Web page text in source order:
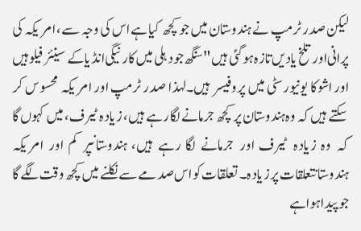
لیکن صدر ٹرمپ نے ہندوستان میں جو کچھ کیا ہے اس کی وجہ سے، امریکہ کی
پرانی اور تلخ یادیں تازہ ہو گئی ہیں" سنگھ جو دہلی میں کارنیگی انڈیا کے سینئر فیلو ہیں
اور اشوکا یونیورسٹی میں پروفیسر ہیں۔لہذا صدر ٹرمپ اور امریکہ محسوس کر
سکتے ہیں کہ وہ ہندوستان پر کچھ جرمانے لگا رہے ہیں، زیادہ ٹیرف، میں کہوں گا
کہ وہ زیادہ ٹیرف اور جرمانے لگا رہے ہیں، ہندوستانپر کم اور امریکہ
ہندوستانتعلقات پر زیادہ۔ تعلقات کو اس صدمے سے نکلنے میں کچھ وقت لگے گا
جو پیدا ہوا ہے